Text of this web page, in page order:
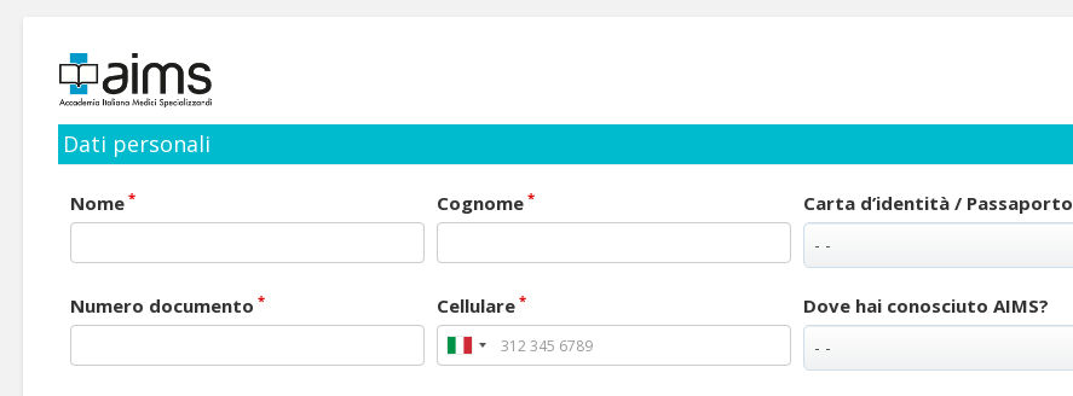
Dati personali
Nome * Cognome * Carta d’identità / Passaporto
Numero documento * Cellulare * Dove hai conosciuto AIMS?